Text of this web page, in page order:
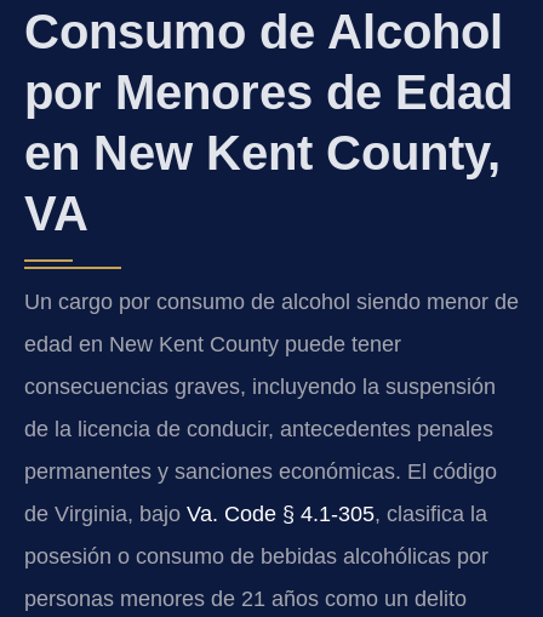
Consumo de Alcohol
por Menores de Edad
en New Kent County,
VA
Un cargo por consumo de alcohol siendo menor de
edad en New Kent County puede tener
consecuencias graves, incluyendo la suspensión
de la licencia de conducir, antecedentes penales
permanentes y sanciones económicas. El código
de Virginia, bajo Va. Code § 4.1-305, clasifica la
posesión o consumo de bebidas alcohólicas por
personas menores de 21 años como un delito